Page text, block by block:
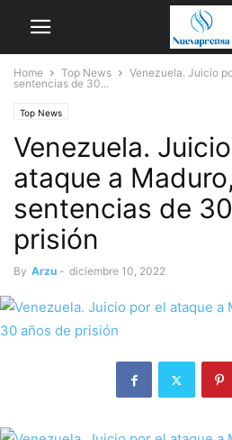
Home Top News
Venezuela. Juicio
sentencias de 30...
Top News
Venezuela.
ataque a
sentencias de
prisión
By Arzu - diciembre 10, 2022